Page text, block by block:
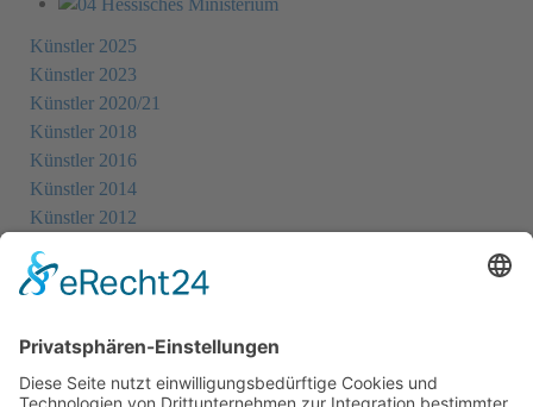
Künstler 2025
Künstler 2023
Künstler 2020/21
Künstler 2018
Künstler 2016
Künstler 2014
Künstler 2012
Künstler 2008
Künstler 2004